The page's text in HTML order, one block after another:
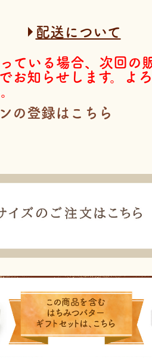
配送について
ている場合、次回の
お知らせします。よ
の登録はこちら